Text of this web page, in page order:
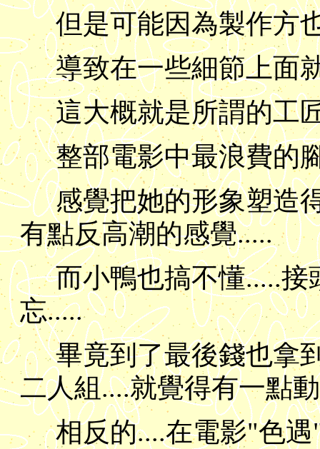
但是可能因為製作方
導致在一些細節上面
這大概就是所謂的工
整部電影中最浪費的
感覺把她的形象塑造
有點反高潮的感覺.....
而小鴨也搞不懂.....
忘.....
畢竟到了最後錢也拿
二人組....就覺得有一點
相反的....在電影"色遇